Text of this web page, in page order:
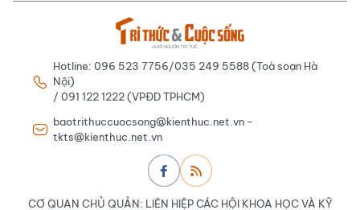
Hotline: 096 523 7756/035 249 5588 (Toà soạn Hà
Nội)
/ 091 122 1222 (VPĐD TPHCM)
baotrithuccuocsong@kienthuc.net.vn -
tkts@kienthuc.net.vn
CƠ QUAN CHỦ QUẢN: LIÊN HIỆP CÁC HỘI KHOA HỌC VÀ KỸ